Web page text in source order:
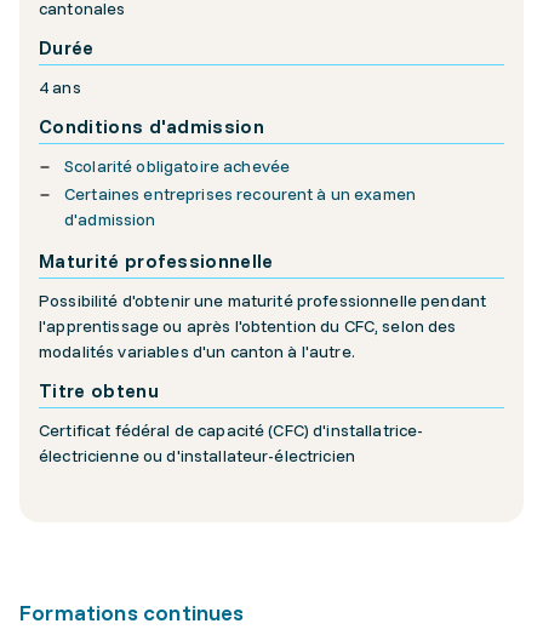
cantonales
Durée
4 ans
Conditions d'admission
Scolarité obligatoire achevée
Certaines entreprises recourent à un examen
d'admission
Maturité professionnelle
Possibilité d'obtenir une maturité professionnelle pendant
l'apprentissage ou après l'obtention du CFC, selon des
modalités variables d'un canton à l'autre.
Titre obtenu
Certificat fédéral de capacité (CFC) d'installatrice-
électricienne ou d'installateur-électricien
Formations continues